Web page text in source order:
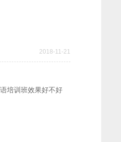
2018-11-21
培训班效果好不好